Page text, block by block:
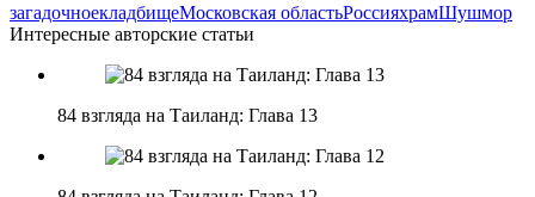
загадочноекладбищеМосковская областьРоссияхрамШушмор
Интересные авторские статьи
84 взгляда на Таиланд: Глава 13